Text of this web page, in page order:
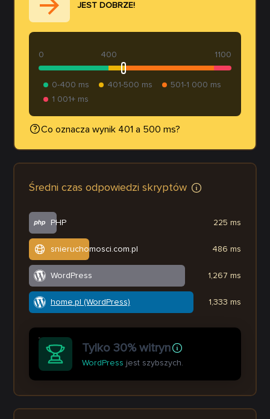
JEST DOBRZE!
400
0 1100
0-400 ms 401-500 ms
501-1 000 ms
1 001+ ms
Co oznacza wynik 401 a 500 ms?
Średni czas odpowiedzi skryptów
PHP
snieruchomosci.com.pl
WordPress
home.pl (WordPress)
225 ms
486 ms
1,267 ms
1,333 ms
Tylko 30% witryn
WordPress jest szybszych.